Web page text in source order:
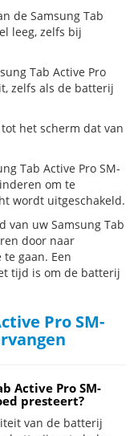
de Samsung Tab
leeg, zelfs bij
Tab Active Pro
zelfs als de batterij
het scherm dat van
Tab Active Pro SM-
om te
wordt uitgeschakeld.
van uw Samsung Tab
door naar
gaan. Een
tijd is om de batterij
Pro SM-
Active Pro SM-
presteert?
van de batterij